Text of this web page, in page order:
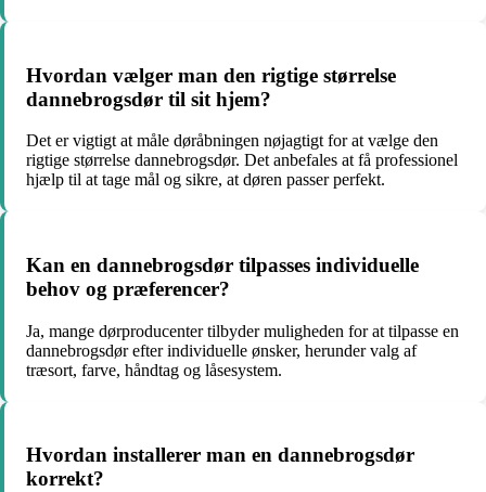
Hvordan vælger man den rigtige størrelse
dannebrogsdør til sit hjem?
Det er vigtigt at måle døråbningen nøjagtigt for at vælge den
rigtige størrelse dannebrogsdør. Det anbefales at få professionel
hjælp til at tage mål og sikre, at døren passer perfekt.
Kan en dannebrogsdør tilpasses individuelle
behov og præferencer?
Ja, mange dørproducenter tilbyder muligheden for at tilpasse en
dannebrogsdør efter individuelle ønsker, herunder valg af
træsort, farve, håndtag og låsesystem.
Hvordan installerer man en dannebrogsdør
korrekt?